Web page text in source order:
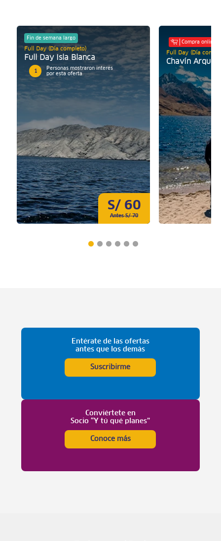
S/ 60
Antes S/ 70
Fin de semana largo
Full Day (Día completo)
Full Day Isla Blanca
1
Personas mostraron interés
por esta oferta
Compra online
Full Day (Día
Chavín
Entérate de las ofertas
antes que los demás
Suscribirme
Conviértete en
Socio “Y tú qué planes”
Conoce más